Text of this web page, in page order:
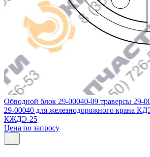
Обводной блок 29-00040-09 траверсы 29-
29-00040 для железнодорожного крана
КЖДЭ-25
Цена по запросу